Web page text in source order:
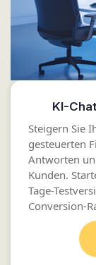
KI-
Steigern Sie
gesteuerten
Antworten
Kunden.
Tage-
Conversion-